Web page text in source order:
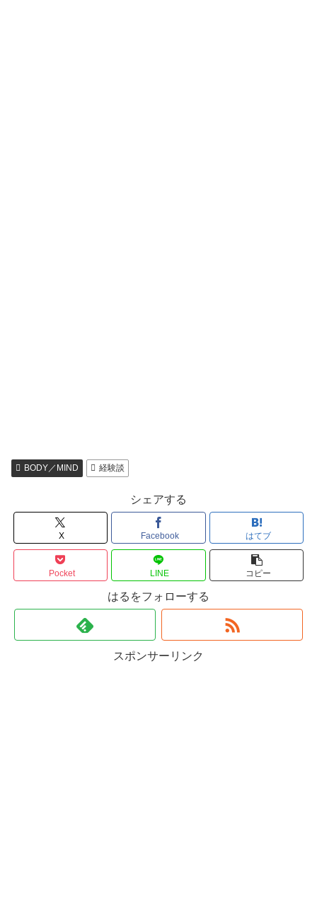
BODY／MIND 経験談
シェアする
X Facebook はてブ
Pocket LINE コピー
はるをフォローする
スポンサーリンク